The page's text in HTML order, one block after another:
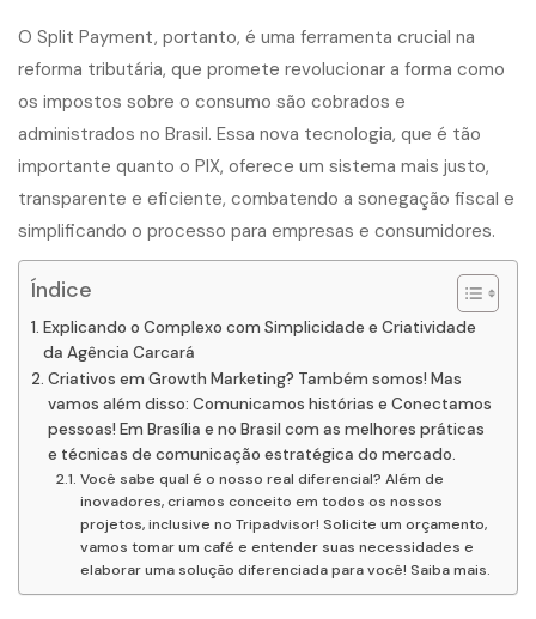
O Split Payment, portanto, é uma ferramenta crucial na
reforma tributária, que promete revolucionar a forma como
os impostos sobre o consumo são cobrados e
administrados no Brasil. Essa nova tecnologia, que é tão
importante quanto o PIX, oferece um sistema mais justo,
transparente e eficiente, combatendo a sonegação fiscal e
simplificando o processo para empresas e consumidores.
Índice
Explicando o Complexo com Simplicidade e Criatividade
da Agência Carcará
Criativos em Growth Marketing? Também somos! Mas
vamos além disso: Comunicamos histórias e Conectamos
pessoas! Em Brasília e no Brasil com as melhores práticas
e técnicas de comunicação estratégica do mercado.
Você sabe qual é o nosso real diferencial? Além de
inovadores, criamos conceito em todos os nossos
projetos, inclusive no Tripadvisor! Solicite um orçamento,
vamos tomar um café e entender suas necessidades e
elaborar uma solução diferenciada para você! Saiba mais.